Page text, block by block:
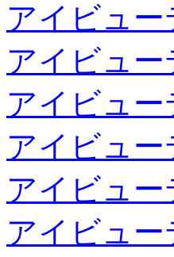
アイビュ
アイビュ
アイビュ
アイビュ
アイビュ
アイビュ